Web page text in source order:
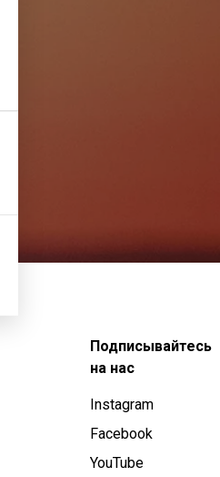
Подписывайтесь
на нас
Instagram
Facebook
YouTube